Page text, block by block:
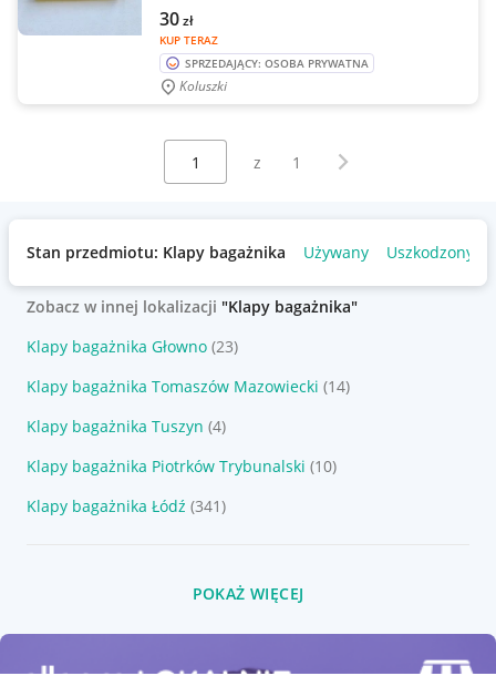
KUP TERAZ
30zł
SPRZEDAJĄCY: OSOBA PRYWATNA
Koluszki
Wybierz stronę:
z 1 Następna strona
Stan przedmiotu: Klapy bagażnika Używany Uszkodzony
Zobacz w innej lokalizacji "Klapy bagażnika"
Klapy bagażnika Głowno (23)
Klapy bagażnika Tomaszów Mazowiecki (14)
Klapy bagażnika Tuszyn (4)
Klapy bagażnika Piotrków Trybunalski (10)
Klapy bagażnika Łódź (341)
POKAŻ WIĘCEJ